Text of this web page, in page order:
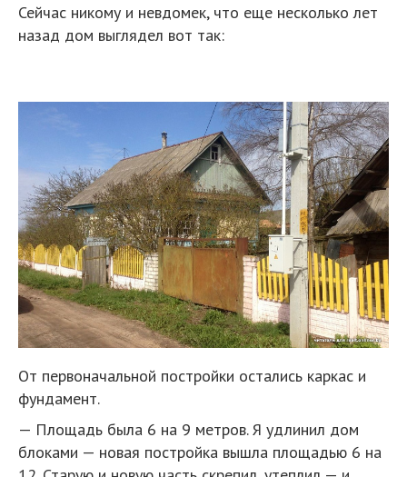
Сейчас никому и невдомек, что еще несколько лет
назад дом выглядел вот так:
От первоначальной постройки остались каркас и
фундамент.
— Площадь была 6 на 9 метров. Я удлинил дом
блоками — новая постройка вышла площадью 6 на